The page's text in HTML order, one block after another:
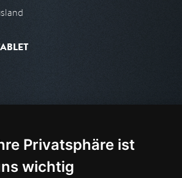
Privatsphäre ist
wichtig